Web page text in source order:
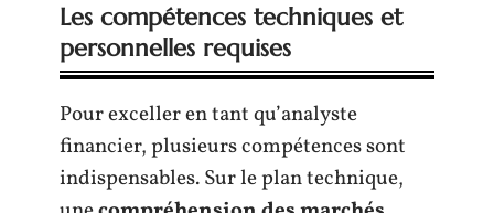
Les compétences techniques et
personnelles requises
Pour exceller en tant qu’analyste
financier, plusieurs compétences sont
indispensables. Sur le plan technique,